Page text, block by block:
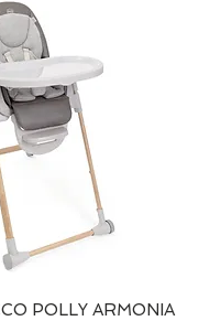
POLLY ARMONIA